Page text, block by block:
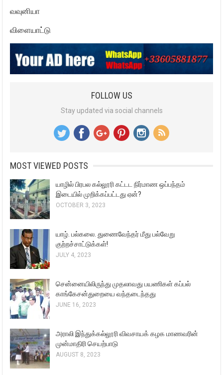
வவுனியா
விளையாட்டு
FOLLOW US
Stay updated via social channels
MOST VIEWED POSTS
யாழில் பிரபல கல்லூரி கட்டட நிர்மாண ஒப்பந்தம்
இடையில் முறிக்கப்பட்டது ஏன்?
OCTOBER 3, 2023
யாழ். பல்கலை. துணைவேந்தர் மீது பல்வேறு
குற்றச்சாட்டுக்கள்!
JULY 4, 2023
சென்னையிலிருந்து முதலாவது பயணிகள் கப்பல்
காங்கேசன்துறையை வந்தடைந்தது
JUNE 16, 2023
அராலி இந்துக்கல்லூரி விவசாயக் கழக மாணவரின்
முன்மாதிரி செயற்பாடு
AUGUST 8, 2023